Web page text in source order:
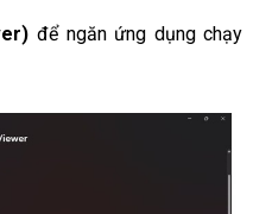
để ngăn ứng dụng chạy